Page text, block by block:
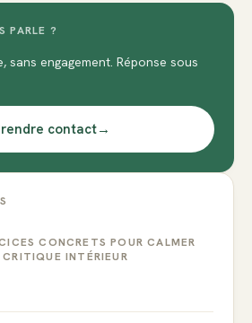
PARLE ?
sans engagement. Réponse sous
contact→
CONCRETS POUR CALMER
INTÉRIEUR